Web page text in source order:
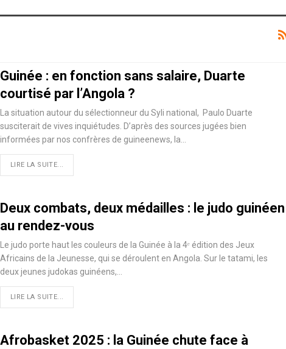
Guinée : en fonction sans salaire, Duarte
courtisé par l’Angola ?
La situation autour du sélectionneur du Syli national, Paulo Duarte
susciterait de vives inquiétudes. D’après des sources jugées bien
informées par nos confrères de guineenews, la…
LIRE LA SUITE...
Deux combats, deux médailles : le judo guinéen
au rendez-vous
Le judo porte haut les couleurs de la Guinée à la 4ᵉ édition des Jeux
Africains de la Jeunesse, qui se déroulent en Angola. Sur le tatami, les
deux jeunes judokas guinéens,…
LIRE LA SUITE...
Afrobasket 2025 : la Guinée chute face à